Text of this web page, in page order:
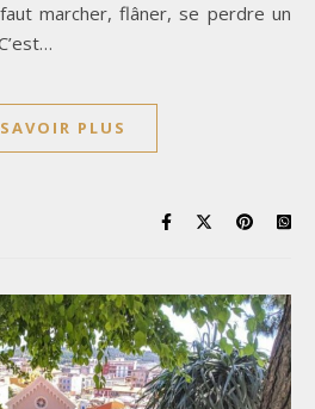
marcher, flâner, se perdre un
PLUS